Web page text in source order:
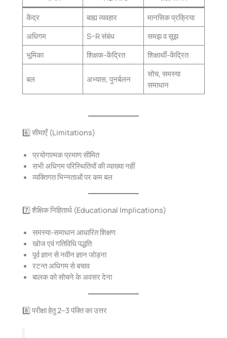
केंद्र
बाह्य व्यवहार
मानसिक प्रक्रिया
अधिगम
S–R संबंध
समझ व सूझ
भूमिका
शिक्षक-केंद्रित शिक्षार्थी-केंद्रित
बल अभ्यास, पुनर्बलन
सोच, समस्या
समाधान
6️⃣ सीमाएँ (Limitations)
प्रयोगात्मक प्रमाण सीमित
सभी अधिगम परिस्थितियों की व्याख्या नहीं
व्यक्तिगत भिन्नताओं पर कम बल
7️⃣ शैक्षिक निहितार्थ (Educational Implications)
समस्या-समाधान आधारित शिक्षण
खोज एवं गतिविधि पद्धति
पूर्व ज्ञान से नवीन ज्ञान जोड़ना
रटन्त अधिगम से बचाव
बालक को सोचने के अवसर देना
8️⃣ परीक्षा हेतु 2–3 पंक्ति का उत्तर